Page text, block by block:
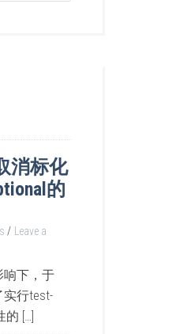
消标化
的
Leave a
响下，于
实行test-
的 […]